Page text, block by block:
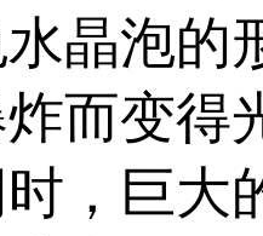
晶泡的
而变得
，巨大